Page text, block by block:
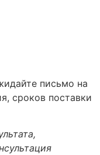
письмо на
сроков поставки